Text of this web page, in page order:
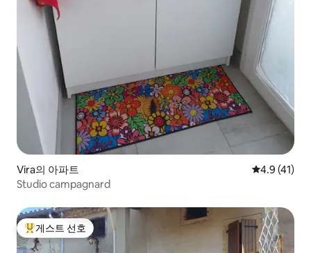
Vira의 아파트 평점 4.9점
4.9 (41)
Studio campagnard
상위 게스트 선호
게스트 선호